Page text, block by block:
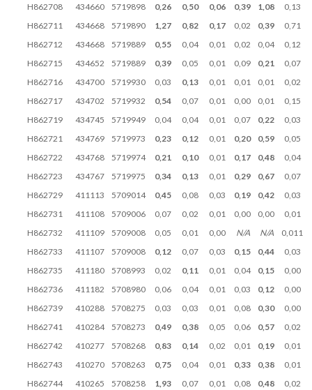
H862708
434660 5719898 0,26 0,50 0,06 0,39 1,08
0,13
H862711
434668 5719890 1,27 0,82 0,17 0,02 0,39
0,71
H862712
434668 5719889 0,55 0,04 0,01 0,02 0,04
0,12
H862715
434652 5719889 0,39 0,05 0,01 0,09 0,21
0,07
H862716
434700 5719930 0,03 0,13 0,01 0,01 0,01
0,02
H862717
434702 5719932 0,54 0,07 0,01 0,00 0,01
0,15
H862719
434745 5719949 0,04 0,04 0,01 0,07 0,22
0,03
H862721
434769 5719973 0,23 0,12 0,01 0,20 0,59
0,05
H862722
434768 5719974 0,21 0,10 0,01 0,17 0,48
0,04
H862723
434767 5719975 0,34 0,13 0,01 0,29 0,67
0,07
H862729
411113 5709014 0,45 0,08 0,03 0,19 0,42
0,03
H862731
411108 5709006 0,07 0,02 0,01 0,00 0,00
0,01
H862732
411109 5709008 0,05 0,01 0,00 N/A N/A
0,011
H862733
411107 5709008 0,12 0,07 0,03 0,15 0,44
0,03
H862735
411180 5708993 0,02 0,11 0,01 0,04 0,15
0,00
H862736
411182 5708980 0,06 0,04 0,01 0,03 0,12
0,00
H862739
410288 5708275 0,03 0,03 0,01 0,08 0,30
0,00
H862741
410284 5708273 0,49 0,38 0,05 0,06 0,57
0,02
H862742
410277 5708268 0,83 0,14 0,02 0,01 0,19
0,01
H862743
410270 5708263 0,75 0,04 0,01 0,33 0,38
0,01
H862744
410265 5708258 1,93 0,07 0,01 0,08 0,48
0,02